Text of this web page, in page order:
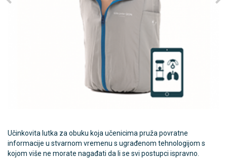
Učinkovita lutka za obuku koja učenicima pruža povratne
informacije u stvarnom vremenu s ugrađenom tehnologijom s
kojom više ne morate nagađati da li se svi postupci ispravno.